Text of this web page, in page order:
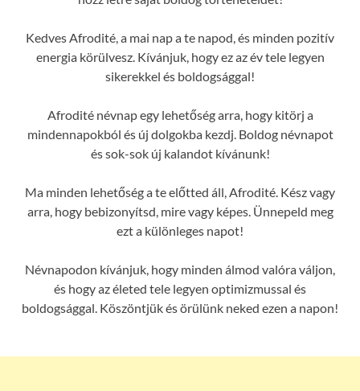
Kedves Afrodité, a mai nap a te napod, és minden pozitív
energia körülvesz. Kívánjuk, hogy ez az év tele legyen
sikerekkel és boldogsággal!
Afrodité névnap egy lehetőség arra, hogy kitörj a
mindennapokból és új dolgokba kezdj. Boldog névnapot
és sok-sok új kalandot kívánunk!
Ma minden lehetőség a te előtted áll, Afrodité. Kész vagy
arra, hogy bebizonyítsd, mire vagy képes. Ünnepeld meg
ezt a különleges napot!
Névnapodon kívánjuk, hogy minden álmod valóra váljon,
és hogy az életed tele legyen optimizmussal és
boldogsággal. Köszöntjük és örülünk neked ezen a napon!